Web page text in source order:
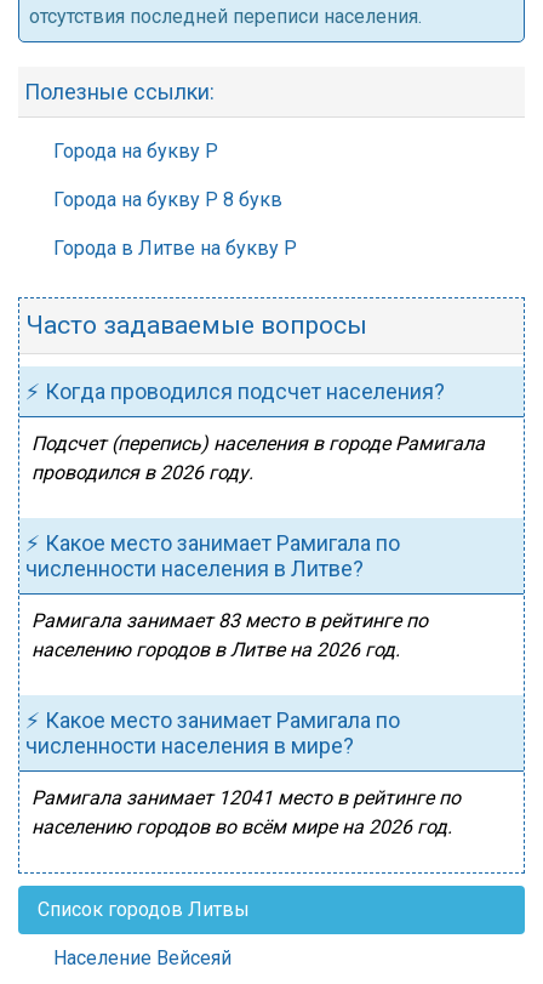
отсутствия последней переписи населения.
Полезные ссылки:
Города на букву Р
Города на букву Р 8 букв
Города в Литве на букву Р
Часто задаваемые вопросы
⚡ Когда проводился подсчет населения?
Подсчет (перепись) населения в городе Рамигала
проводился в 2026 году.
⚡ Какое место занимает Рамигала по
численности населения в Литве?
Рамигала занимает 83 место в рейтинге по
населению городов в Литве на 2026 год.
⚡ Какое место занимает Рамигала по
численности населения в мире?
Рамигала занимает 12041 место в рейтинге по
населению городов во всём мире на 2026 год.
Список городов Литвы
Население Вейсеяй